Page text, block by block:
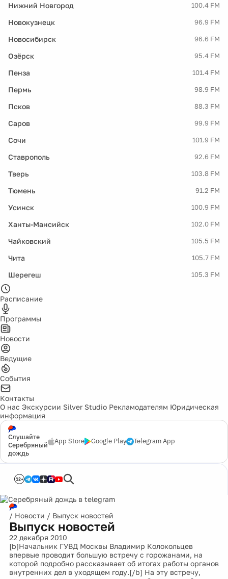
Нижний Новгород 100.4 FM
Новокузнецк 96.9 FM
Новосибирск 96.6 FM
Озёрск 95.4 FM
Пенза 101.4 FM
Пермь 98.9 FM
Псков 88.3 FM
Саров 99.9 FM
Сочи 101.9 FM
Ставрополь 92.6 FM
Тверь 103.8 FM
Тюмень 91.2 FM
Усинск 100.9 FM
Ханты-Мансийск 102.0 FM
Чайковский 105.5 FM
Чита 105.7 FM
Шерегеш 105.3 FM
Расписание
Программы
Новости
Ведущие
События
Контакты
О нас Экскурсии Silver Studio Рекламодателям Юридическая
информация
Слушайте
Серебряный
дождь
App Store Google Play Telegram App
12+
/ Новости / Выпуск новостей
Выпуск новостей
22 декабря 2010
[b]Начальник ГУВД Москвы Владимир Колокольцев
впервые проводит большую встречу с горожанами, на
которой подробно рассказывает об итогах работы органов
внутренних дел в уходящем году.[/b] На эту встречу,